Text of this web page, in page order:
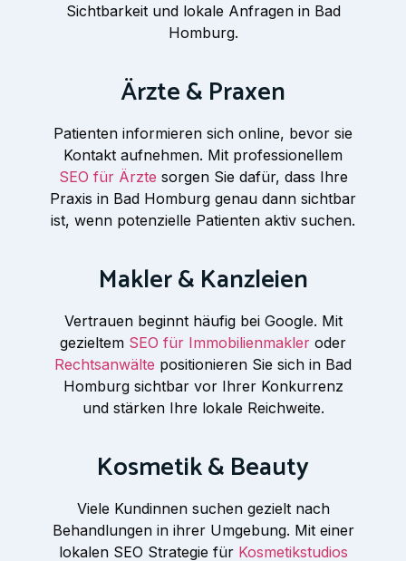
Sichtbarkeit und lokale Anfragen in Bad
Homburg.
Ärzte & Praxen
Patienten informieren sich online, bevor sie
Kontakt aufnehmen. Mit professionellem
SEO für Ärzte sorgen Sie dafür, dass Ihre
Praxis in Bad Homburg genau dann sichtbar
ist, wenn potenzielle Patienten aktiv suchen.
Makler & Kanzleien
Vertrauen beginnt häufig bei Google. Mit
gezieltem SEO für Immobilienmakler oder
Rechtsanwälte positionieren Sie sich in Bad
Homburg sichtbar vor Ihrer Konkurrenz
und stärken Ihre lokale Reichweite.
Kosmetik & Beauty
Viele Kundinnen suchen gezielt nach
Behandlungen in ihrer Umgebung. Mit einer
lokalen SEO Strategie für Kosmetikstudios